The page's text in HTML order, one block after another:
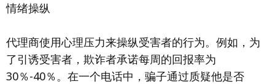
情绪操纵
代理商使用心理压力来操纵受害者的行为。例如，为
了引诱受害者，欺诈者承诺每周的回报率为
30％-40％。在一个电话中，骗子通过质疑他是否